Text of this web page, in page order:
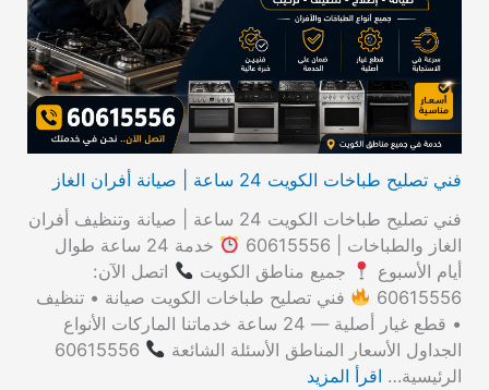
فني تصليح طباخات الكويت 24 ساعة | صيانة أفران الغاز
فني تصليح طباخات الكويت 24 ساعة | صيانة وتنظيف أفران
الغاز والطباخات | 60615556
خدمة 24 ساعة طوال
أيام الأسبوع
جميع مناطق الكويت
اتصل الآن:
60615556
فني تصليح طباخات الكويت صيانة • تنظيف
• قطع غيار أصلية — 24 ساعة خدماتنا الماركات الأنواع
الجداول الأسعار المناطق الأسئلة الشائعة
60615556
الرئيسية… اقرأ المزيد